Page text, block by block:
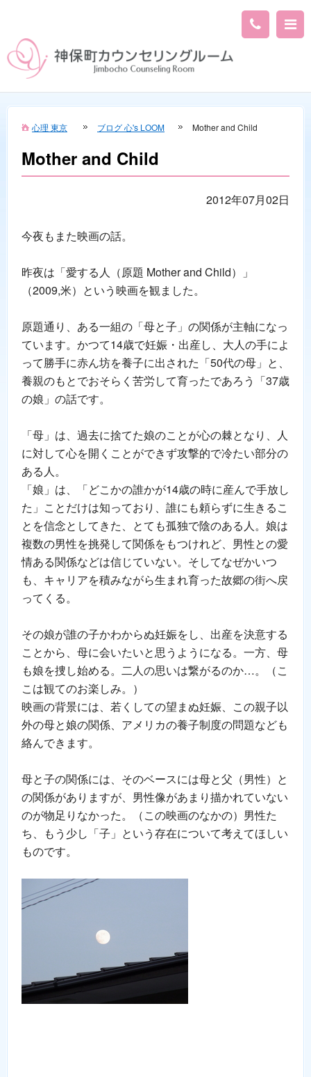
心理 東京 ブログ 心's LOOM Mother and Child
Mother and Child
2012年07月02日
今夜もまた映画の話。
昨夜は「愛する人（原題 Mother and Child）」
（2009,米）という映画を観ました。
原題通り、ある一組の「母と子」の関係が主軸になっ
ています。かつて14歳で妊娠・出産し、大人の手によ
って勝手に赤ん坊を養子に出された「50代の母」と、
養親のもとでおそらく苦労して育ったであろう「37歳
の娘」の話です。
「母」は、過去に捨てた娘のことが心の棘となり、人
に対して心を開くことができず攻撃的で冷たい部分の
ある人。
「娘」は、「どこかの誰かが14歳の時に産んで手放し
た」ことだけは知っており、誰にも頼らずに生きるこ
とを信念としてきた、とても孤独で陰のある人。娘は
複数の男性を挑発して関係をもつけれど、男性との愛
情ある関係などは信じていない。そしてなぜかいつ
も、キャリアを積みながら生まれ育った故郷の街へ戻
ってくる。
その娘が誰の子かわからぬ妊娠をし、出産を決意する
ことから、母に会いたいと思うようになる。一方、母
も娘を捜し始める。二人の思いは繋がるのか…。（こ
こは観てのお楽しみ。）
映画の背景には、若くしての望まぬ妊娠、この親子以
外の母と娘の関係、アメリカの養子制度の問題なども
絡んできます。
母と子の関係には、そのベースには母と父（男性）と
の関係がありますが、男性像があまり描かれていない
のが物足りなかった。（この映画のなかの）男性た
ち、もう少し「子」という存在について考えてほしい
ものです。